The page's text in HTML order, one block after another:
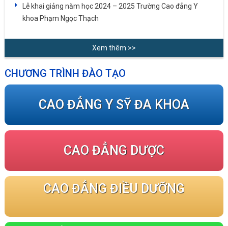
Lễ khai giảng năm học 2024 – 2025 Trường Cao đẳng Y
khoa Phạm Ngọc Thạch
Xem thêm >>
CHƯƠNG TRÌNH ĐÀO TẠO
CAO ĐẲNG Y SỸ ĐA KHOA
CAO ĐẲNG DƯỢC
CAO ĐẲNG ĐIỀU DƯỠNG